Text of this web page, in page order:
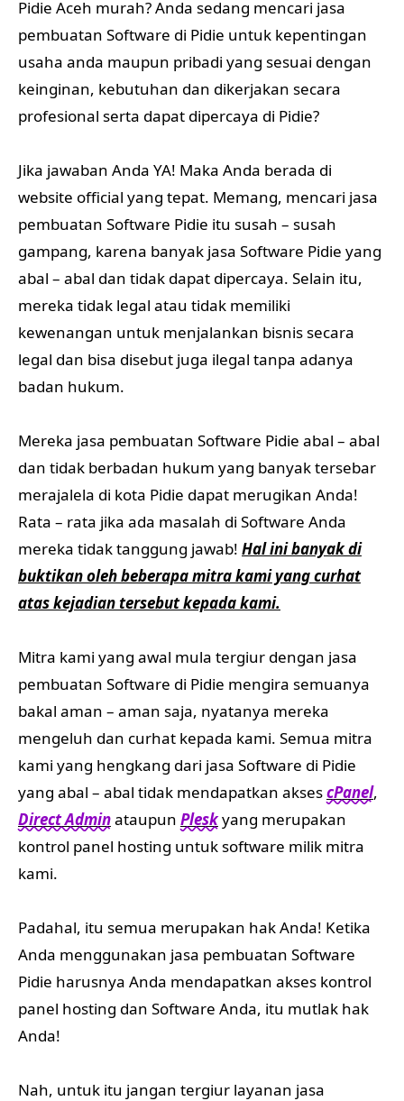
Pidie Aceh murah? Anda sedang mencari jasa
pembuatan Software di Pidie untuk kepentingan
usaha anda maupun pribadi yang sesuai dengan
keinginan, kebutuhan dan dikerjakan secara
profesional serta dapat dipercaya di Pidie?
Jika jawaban Anda YA! Maka Anda berada di
website official yang tepat. Memang, mencari jasa
pembuatan Software Pidie itu susah – susah
gampang, karena banyak jasa Software Pidie yang
abal – abal dan tidak dapat dipercaya. Selain itu,
mereka tidak legal atau tidak memiliki
kewenangan untuk menjalankan bisnis secara
legal dan bisa disebut juga ilegal tanpa adanya
badan hukum.
Mereka jasa pembuatan Software Pidie abal – abal
dan tidak berbadan hukum yang banyak tersebar
merajalela di kota Pidie dapat merugikan Anda!
Rata – rata jika ada masalah di Software Anda
mereka tidak tanggung jawab! Hal ini banyak di
buktikan oleh beberapa mitra kami yang curhat
atas kejadian tersebut kepada kami.
Mitra kami yang awal mula tergiur dengan jasa
pembuatan Software di Pidie mengira semuanya
bakal aman – aman saja, nyatanya mereka
mengeluh dan curhat kepada kami. Semua mitra
kami yang hengkang dari jasa Software di Pidie
yang abal – abal tidak mendapatkan aksescPanel,
Direct Adminataupun Pleskyang merupakan
kontrol panel hosting untuk software milik mitra
kami.
Padahal, itu semua merupakan hak Anda! Ketika
Anda menggunakan jasa pembuatan Software
Pidie harusnya Anda mendapatkan akses kontrol
panel hosting dan Software Anda, itu mutlak hak
Anda!
Nah, untuk itu jangan tergiur layanan jasa